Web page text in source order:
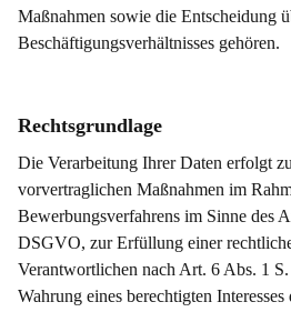
Maßnahmen sowie die Entscheidung
Beschäftigungsverhältnisses gehören.
Rechtsgrundlage
Die Verarbeitung Ihrer Daten erfolgt
vorvertraglichen Maßnahmen im
Bewerbungsverfahrens im Sinne des
DSGVO, zur Erfüllung einer
Verantwortlichen nach Art. 6 Abs. 1
Wahrung eines berechtigten